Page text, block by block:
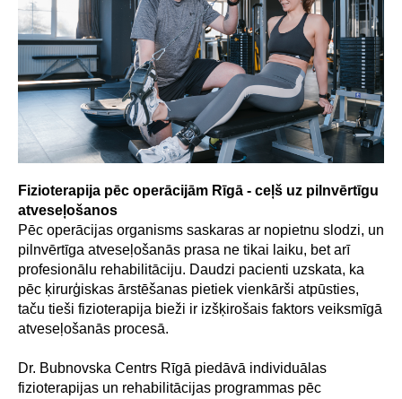
Fizioterapija pēc operācijām Rīgā - ceļš uz pilnvērtīgu
atveseļošanos
Pēc operācijas organisms saskaras ar nopietnu slodzi, un
pilnvērtīga atveseļošanās prasa ne tikai laiku, bet arī
profesionālu rehabilitāciju. Daudzi pacienti uzskata, ka
pēc ķirurģiskas ārstēšanas pietiek vienkārši atpūsties,
taču tieši fizioterapija bieži ir izšķirošais faktors veiksmīgā
atveseļošanās procesā.
Dr. Bubnovska Centrs Rīgā piedāvā individuālas
fizioterapijas un rehabilitācijas programmas pēc